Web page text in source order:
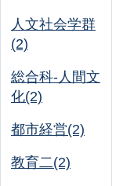
人文社会学群
(2)
総合科-人間文
化(2)
都市経営(2)
教育二(2)